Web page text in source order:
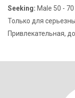
Seeking: Male 50 - 70
Только для
Привлекательная,